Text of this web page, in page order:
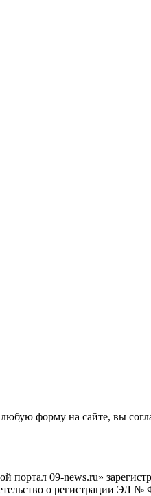
форму на сайте, вы
портал 09-news.ru»
о регистрации ЭЛ